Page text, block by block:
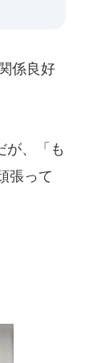
係良好
が、「も
張って